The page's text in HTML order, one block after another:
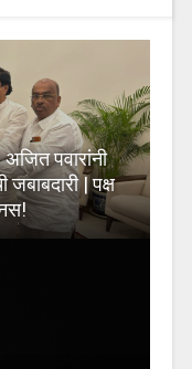
पवारांनी
| पक्ष